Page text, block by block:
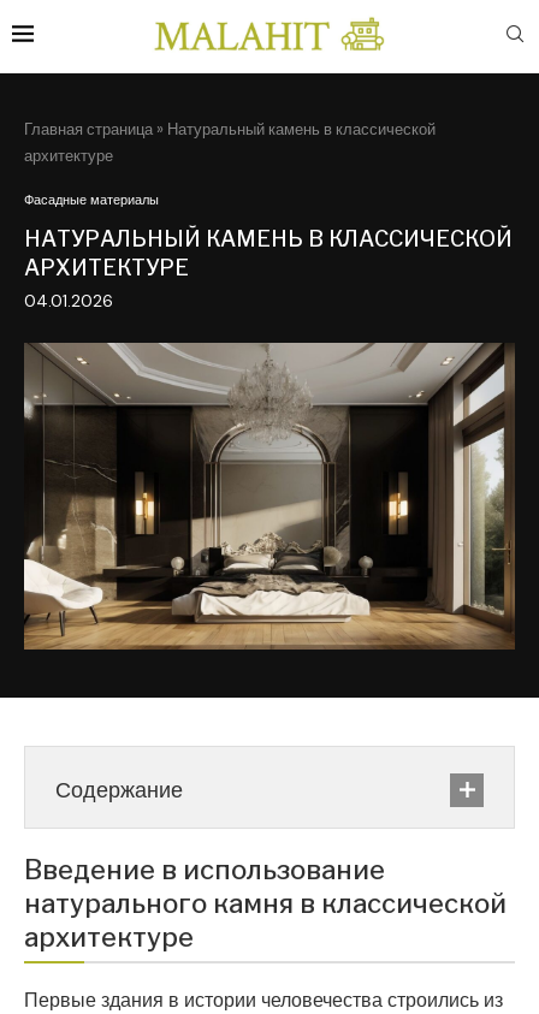
Главная страница » Натуральный камень в классической
архитектуре
Фасадные материалы
НАТУРАЛЬНЫЙ КАМЕНЬ В КЛАССИЧЕСКОЙ
АРХИТЕКТУРЕ
04.01.2026
Содержание
Введение в использование
натурального камня в классической
архитектуре
Первые здания в истории человечества строились из